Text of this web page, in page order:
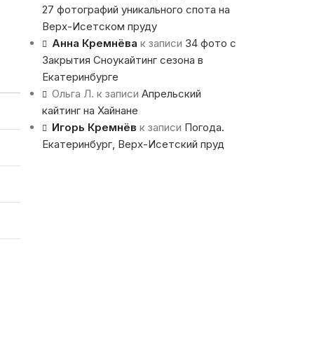
27 фотографий уникального спота на
Верх-Исетском пруду
Анна Кремнёва к записи 34 фото с
Закрытия Сноукайтинг сезона в
Екатеринбурге
Ольга Л. к записи Апрельский
кайтинг на Хайнане
Игорь Кремнёв к записи Погода.
Екатеринбург, Верх-Исетский пруд